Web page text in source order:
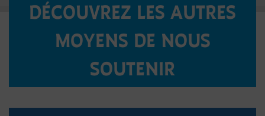
DÉCOUVREZ LES AUTRES
MOYENS DE NOUS
SOUTENIR